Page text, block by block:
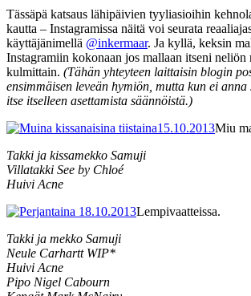
Tässäpä katsaus lähipäivien tyyliasioihin
kautta – Instagramissa näitä voi seurata
käyttäjänimellä @inkermaar. Ja kyllä, keksin
Instagramiin kokonaan jos mallaan itseni neliön
kulmittain. (Tähän yhteyteen laittaisin blogin
ensimmäisen leveän hymiön, mutta kun ei
itse itselleen asettamista säännöistä.)
Miu
Takki ja kissamekko Samuji
Villatakki See by Chloé
Huivi Acne
Lempivaatteissa.
Takki ja mekko Samuji
Neule Carhartt WIP*
Huivi Acne
Pipo Nigel Cabourn